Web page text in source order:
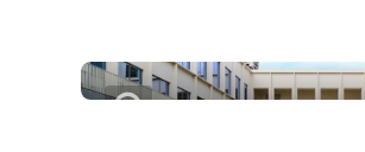
Meest gelezen